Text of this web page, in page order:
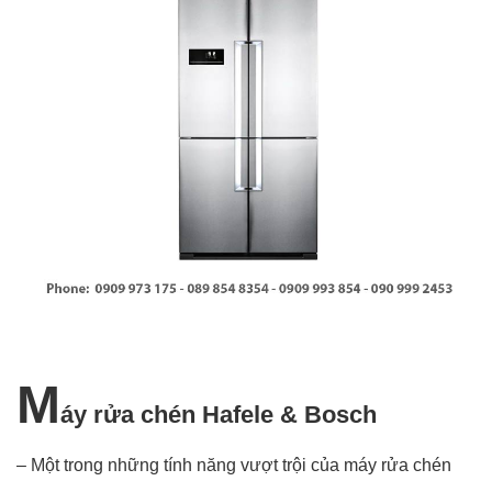
Máy rửa chén Hafele & Bosch
– Một trong những tính năng vượt trội của máy rửa chén